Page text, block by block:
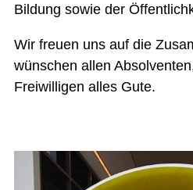
Bildung sowie der
Wir freuen uns auf die
wünschen allen
Freiwilligen alles Gute.